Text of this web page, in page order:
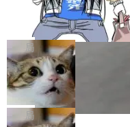
b 安装 支持 Java 8+（
x / Windows / Harmony
x / Harmony PC curl -
r.org/solon...
个文件，其规模远超单次模
文窗口。随着项目规模的
不断累积，代码仓中的模块
务逻辑等关键信息往往分散
件之中，形成高度复杂的知
代码检索手段（如关键词匹
在语法层面完成文本定位，
一条“删库”命令跑 17 小
师删光 89TB 数据只为干
最高人民检察院8月4日公
名90后算法工程师王某，
服务器空间，删光了公司AI
数据。 王某2024年1月入
短剧部门，有互联网大厂背
调整期间，部门三次通知全
局
Cloudflare 分享推理优化
che 量化 + 权重压缩，吞
1%，成本降 30%
Kimi 和 GLM 是当前最强的
它们有一个共同的问题：
局